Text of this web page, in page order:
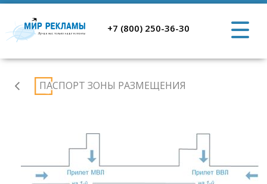
+7 (800) 250-36-30
Аэропорт
Ростов-
ПАСПОРТ ЗОНЫ РАЗМЕЩЕНИЯ